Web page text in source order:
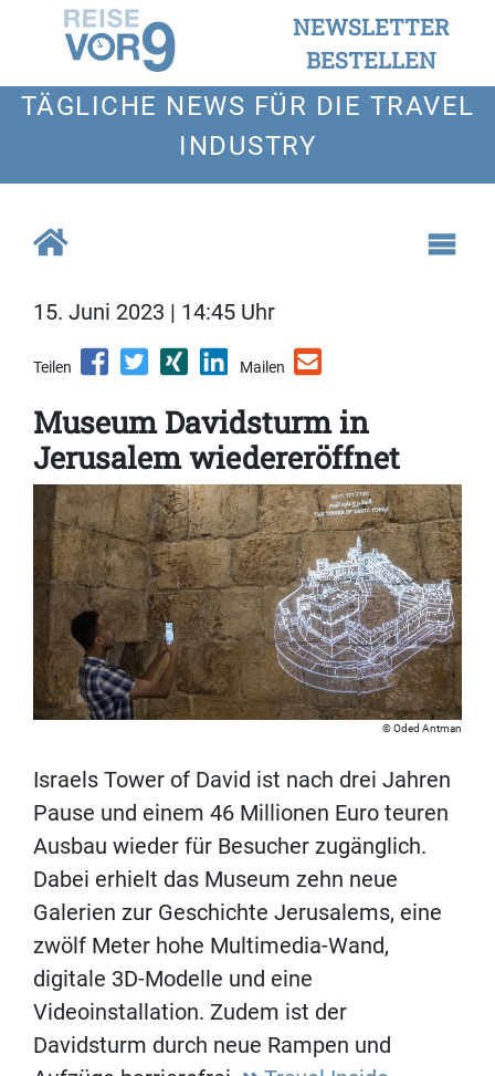
NEWSLETTER
BESTELLEN
TÄGLICHE NEWS FÜR DIE TRAVEL
INDUSTRY
15. Juni 2023 | 14:45 Uhr
Teilen Mailen
Museum Davidsturm in
Jerusalem wiedereröffnet
Oded Antman
Israels Tower of David ist nach drei Jahren
Pause und einem 46 Millionen Euro teuren
Ausbau wieder für Besucher zugänglich.
Dabei erhielt das Museum zehn neue
Galerien zur Geschichte Jerusalems, eine
zwölf Meter hohe Multimedia-Wand,
digitale 3D-Modelle und eine
Videoinstallation. Zudem ist der
Davidsturm durch neue Rampen und